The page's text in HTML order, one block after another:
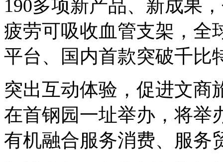
190多项新产品、新成果
疲劳可吸收血管支架，全
平台、国内首款突破千比
突出互动体验，促进文商
在首钢园一址举办，将举
有机融合服务消费、服务